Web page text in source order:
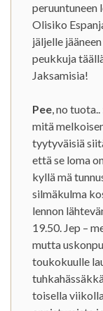
peruuntuneen
Olisiko
jäljelle
peukkuja
Jaksamisia!
Pee, no
mitä
tyytyväisiä
että se loma
kyllä mä
silmäkulma
lennon
19.50. Jep –
mutta
toukokuulle
toisella